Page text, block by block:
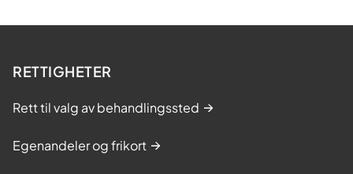
RETTIGHETER
Rett til valg av behandlingssted
Egenandeler og frikort